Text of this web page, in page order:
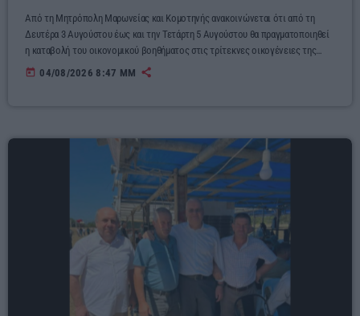
Από τη Μητρόπολη Μαρωνείας και Κομοτηνής ανακοινώνεται ότι από τη
Δευτέρα 3 Αυγούστου έως και την Τετάρτη 5 Αυγούστου θα πραγματοποιηθεί
η καταβολή του οικονομικού βοηθήματος στις τρίτεκνες οικογένειες της
επαρχίας μας. Το βοήθημα αυτό αποτελεί προσφορά της Εκκλησίας και του
today 04/08/2026 8:47 ΜΜ